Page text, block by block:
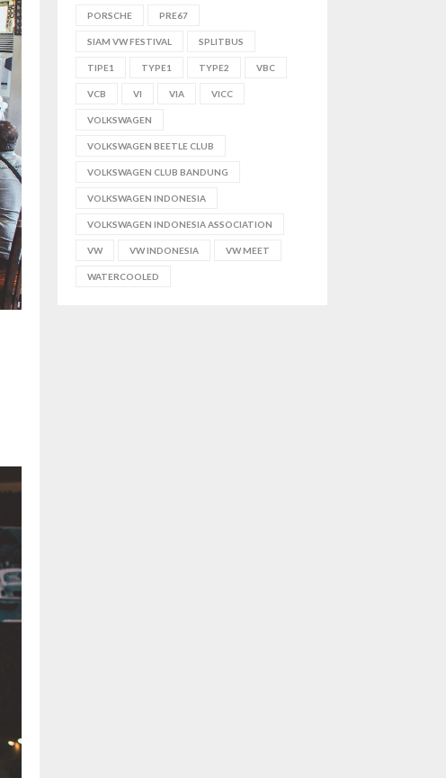
PORSCHE PRE67
SIAM VW FESTIVAL SPLITBUS
TIPE1 TYPE1 TYPE2 VBC
VCB VI VIA VICC
VOLKSWAGEN
VOLKSWAGEN BEETLE CLUB
VOLKSWAGEN CLUB BANDUNG
VOLKSWAGEN INDONESIA
VOLKSWAGEN INDONESIA ASSOCIATION
VW VW INDONESIA VW MEET
WATERCOOLED